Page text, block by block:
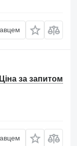
Ціна за запитом